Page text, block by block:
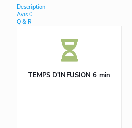
Description
Avis 0
Q & R
TEMPS D'INFUSION 6 min